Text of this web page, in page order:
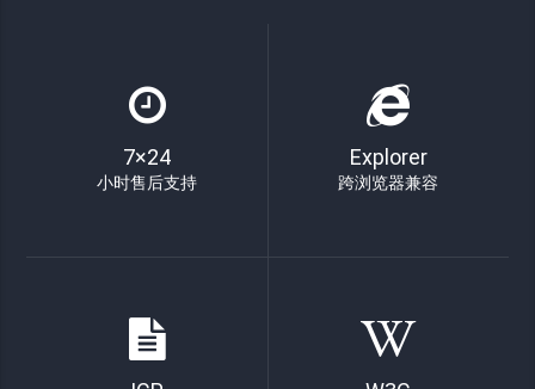
7×24
小时售后支持
Explorer
跨浏览器兼容